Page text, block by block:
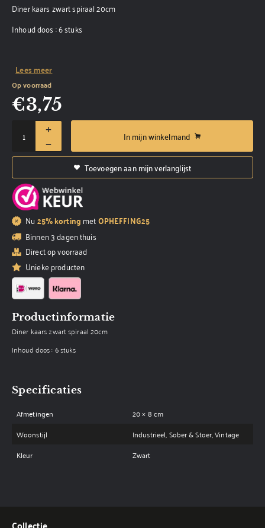
Diner kaars zwart spiraal 20cm
Inhoud doos : 6 stuks
Lees meer
Op voorraad
€3,75
In mijn winkelmand
Toevoegen aan mijn verlanglijst
Nu 25% korting metOPHEFFING25
Binnen 3 dagen thuis
Direct op voorraad
Unieke producten
Productinformatie
Diner kaars zwart spiraal 20cm
Inhoud doos : 6 stuks
Specificaties
Afmetingen
20 × 8 cm
Woonstijl
Industrieel, Sober & Stoer, Vintage
Kleur
Zwart